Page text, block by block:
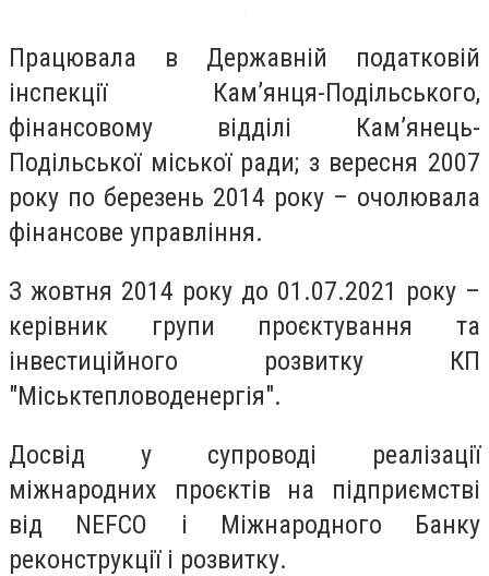
Працювала в Державній податковій
інспекції Кам’янця-Подільського,
фінансовому відділі Кам’янець-
Подільської міської ради; з вересня 2007
року по березень 2014 року – очолювала
фінансове управління.
З жовтня 2014 року до 01.07.2021 року –
керівник групи проєктування та
інвестиційного розвитку КП
"Міськтепловоденергія".
Досвід у супроводі реалізації
міжнародних проєктів на підприємстві
від NEFCO і Міжнародного Банку
реконструкції і розвитку.